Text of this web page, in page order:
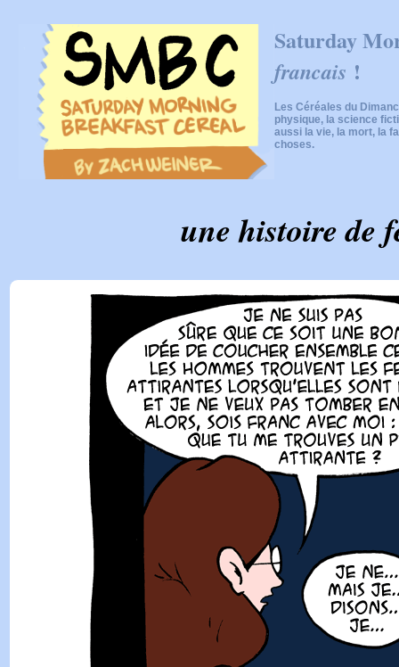
Saturday
francais !
Les Céréales du
physique, la science
aussi la vie, la mort, la
choses.
une histoire de